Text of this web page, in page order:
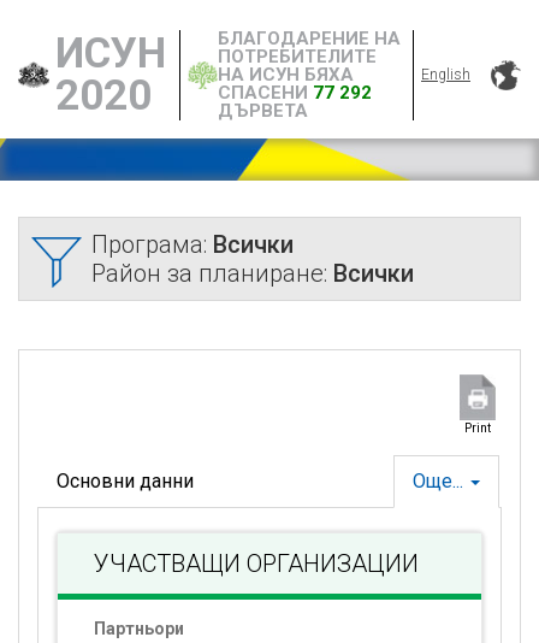
ИСУН
2020
БЛАГОДАРЕНИЕ НА
ПОТРЕБИТЕЛИТЕ
НА ИСУН БЯХА
СПАСЕНИ 77 292
ДЪРВЕТА
English
Програма: Всички
Район за планиране: Всички
Print
Още...
Основни данни
УЧАСТВАЩИ ОРГАНИЗАЦИИ
Партньори